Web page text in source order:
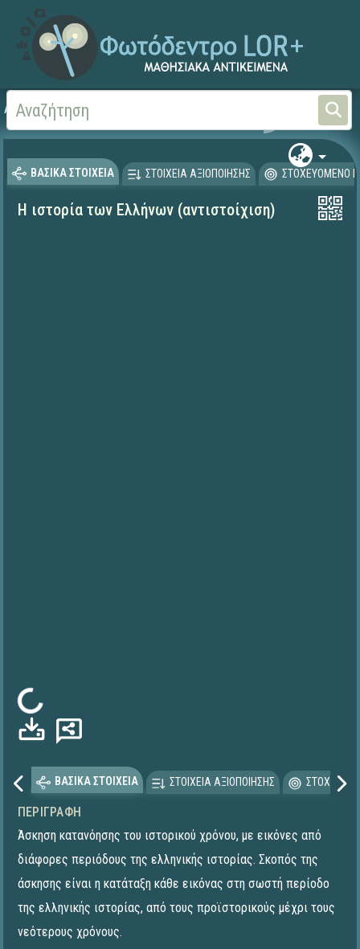
Αρχική Γεωγραφία-Γεωλογία
ΒΑΣΙΚΑ ΣΤΟΙΧΕΙΑ ΣΤΟΙΧΕΙΑ ΑΞΙΟΠΟΙΗΣΗΣ ΣΤΟΧΕΥΟΜΕΝΟ
Η ιστορία των Ελλήνων (αντιστοίχιση)
Φόρτωση...
ΒΑΣΙΚΑ ΣΤΟΙΧΕΙΑ ΣΤΟΙΧΕΙΑ ΑΞΙΟΠΟΙΗΣΗΣ
ΠΕΡΙΓΡΑΦΉ
Άσκηση κατανόησης του ιστορικού χρόνου, με εικόνες από
διάφορες περιόδους της ελληνικής ιστορίας. Σκοπός της
άσκησης είναι η κατάταξη κάθε εικόνας στη σωστή περίοδο
της ελληνικής ιστορίας, από τους προϊστορικούς μέχρι τους
νεότερους χρόνους.